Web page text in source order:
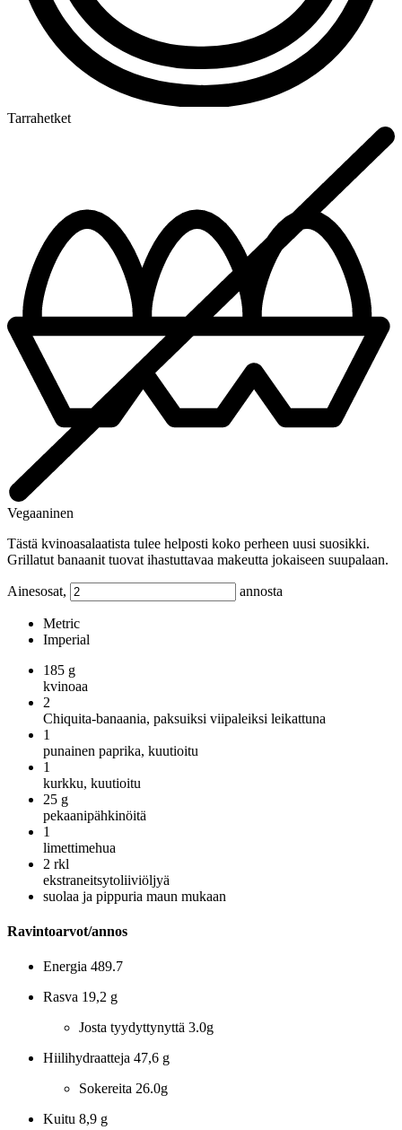
Tarrahetket
Vegaaninen
Tästä kvinoasalaatista tulee helposti koko perheen uusi suosikki.
Grillatut banaanit tuovat ihastuttavaa makeutta jokaiseen suupalaan.
Ainesosat, annosta
Metric
Imperial
185 g
kvinoaa
2
Chiquita-banaania, paksuiksi viipaleiksi leikattuna
1
punainen paprika, kuutioitu
1
kurkku, kuutioitu
25 g
pekaanipähkinöitä
1
limettimehua
2 rkl
ekstraneitsytoliiviöljyä
suolaa ja pippuria maun mukaan
Ravintoarvot/annos
Energia 489.7
Rasva 19,2 g
Josta tyydyttynyttä 3.0g
Hiilihydraatteja 47,6 g
Sokereita 26.0g
Kuitu 8,9 g